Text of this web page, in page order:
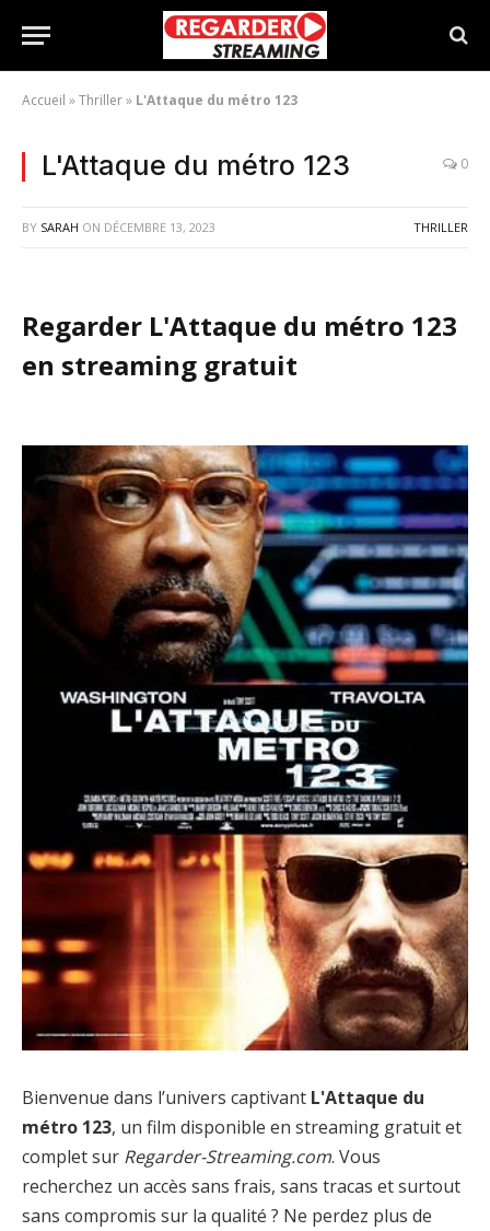
Accueil »Thriller» L'Attaque du métro 123
L'Attaque du métro 123 0
BY SARAH ON DÉCEMBRE 13, 2023 THRILLER
Regarder L'Attaque du métro 123
en streaming gratuit
Bienvenue dans l’univers captivant L'Attaque du
métro 123, un film disponible en streaming gratuit et
complet sur Regarder-Streaming.com. Vous
recherchez un accès sans frais, sans tracas et surtout
sans compromis sur la qualité ? Ne perdez plus de